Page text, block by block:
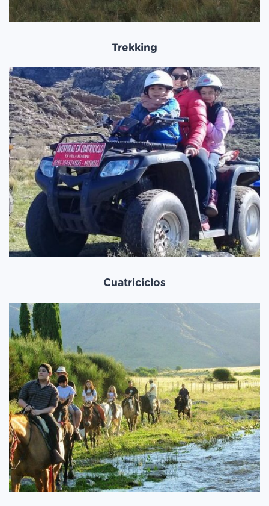
Trekking
Cuatriciclos